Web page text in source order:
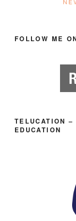
FOLLOW ME
TELUCATION
EDUCATION